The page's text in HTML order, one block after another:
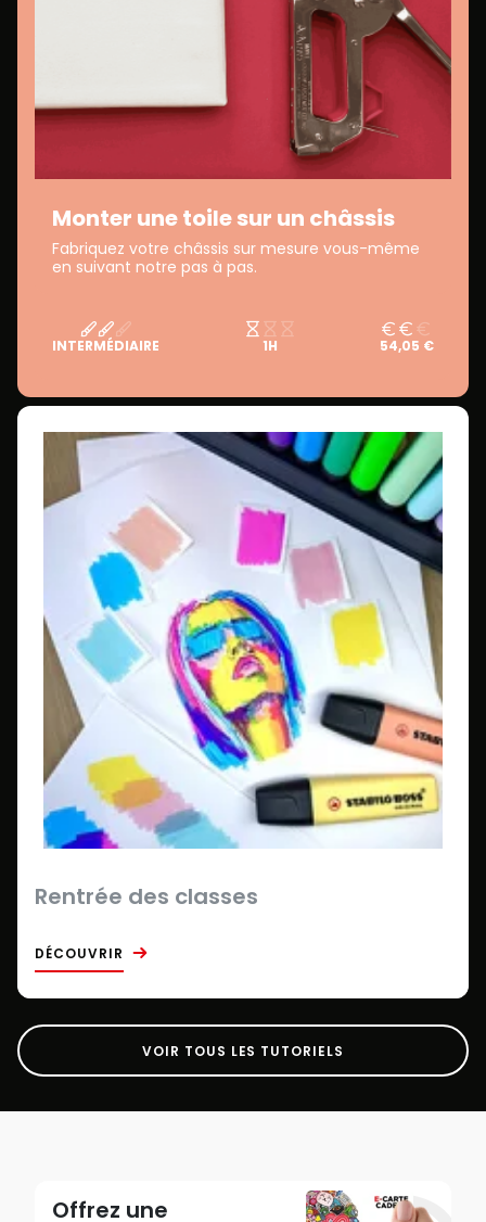
Monter une toile sur un châssis
Fabriquez votre châssis sur mesure vous-même
en suivant notre pas à pas.
INTERMÉDIAIRE 1H 54,05 €
Rentrée des classes
DÉCOUVRIR
VOIR TOUS LES TUTORIELS
Offrez une